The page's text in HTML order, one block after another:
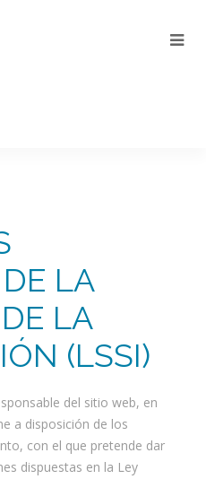
LA
LA
(LSSI)
del sitio web, en
a disposición de los
con el que pretende dar
dispuestas en la Ley